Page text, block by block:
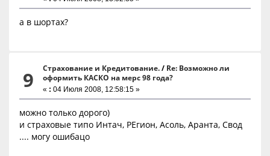
а в шортах?
9 Страхование и Кредитование. / Re: Возможно ли
оформить КАСКО на мерс 98 года?
« : 04 Июля 2008, 12:58:15 »
можно только дорого)
и страховые типо Интач, РЕгион, Асоль, Аранта, Свод
.... могу ошибацо